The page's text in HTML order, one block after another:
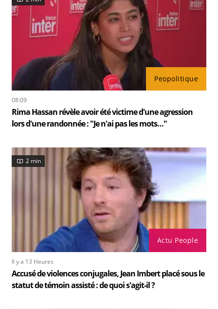
Peopolitique
08:09
Rima Hassan révèle avoir été victime d'une agression
lors d'une randonnée : "Je n'ai pas les mots…"
Actu People
2 min
Il y a 13 Heures
Accusé de violences conjugales, Jean Imbert placé sous le
statut de témoin assisté : de quoi s'agit-il ?